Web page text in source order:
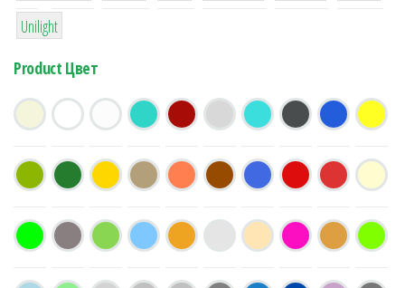
1
Unilight
Product Цвет